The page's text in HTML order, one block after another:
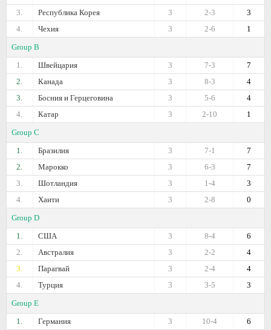
3.
Республика Корея 3
2-3
3
4.
Чехия 1
2-6
3
Group B
1.
Швейцария 7
7-3
3
2.
Канада 4
8-3
3
3.
Босния и Герцеговина 4
5-6
3
4.
Катар 1
2-10
3
Group C
1.
Бразилия 7
7-1
3
2.
Марокко 7
6-3
3
3.
Шотландия 3
1-4
3
4.
Хаити 0
2-8
3
Group D
1.
США 6
8-4
3
2.
Австралия 4
2-2
3
3.
Парагвай 4
2-4
3
4.
Турция 3
3-5
3
Group E
1.
Германия 6
10-4
3